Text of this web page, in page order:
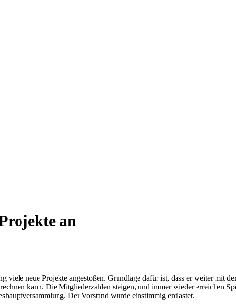
an
viele neue Projekte angestoßen. Grundlage dafür ist, dass er weiter mit
kann. Die Mitgliederzahlen steigen, und immer wieder erreichen
Der Vorstand wurde einstimmig entlastet.